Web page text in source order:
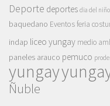
Deporte deportes dia del niño
baquedano Eventosferia
indap liceo yungay medio
paneles arauco pemuco
yungay
Ñuble